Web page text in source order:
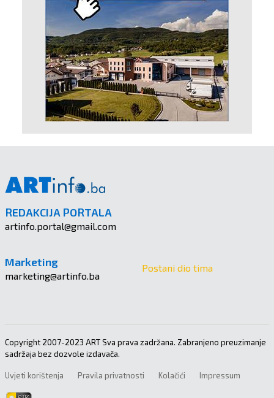
REDAKCIJA PORTALA
artinfo.portal@gmail.com
Marketing
marketing@artinfo.ba
Postani dio tima
Copyright 2007-2023 ART Sva prava zadržana. Zabranjeno preuzimanje
sadržaja bez dozvole izdavača.
Uvjeti korištenja Pravila privatnosti Kolačići Impressum